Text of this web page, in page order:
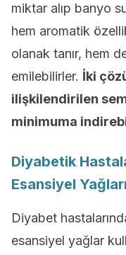
miktar alıp banyo
hem aromatik
olanak tanır, hem
emilebilirler. İki
ilişkilendirilen
minimuma
Diyabetik
Esansiyel
Diyabet
esansiyel yağlar